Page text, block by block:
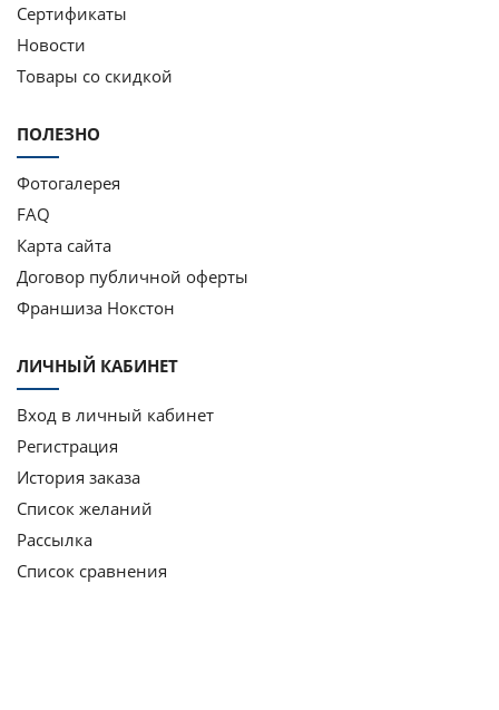
Сертификаты
Новости
Товары со скидкой
ПОЛЕЗНО
Фотогалерея
FAQ
Карта сайта
Договор публичной оферты
Франшиза Нокстон
ЛИЧНЫЙ КАБИНЕТ
Вход в личный кабинет
Регистрация
История заказа
Список желаний
Рассылка
Список сравнения